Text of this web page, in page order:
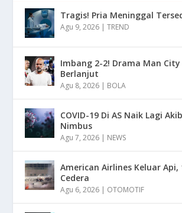
Tragis! Pria Meninggal
Agu 9, 2026 |TREND
Imbang 2-2! Drama Man City
Berlanjut
Agu 8, 2026 | BOLA
COVID-19 Di AS Naik Lagi
Nimbus
Agu 7, 2026 | NEWS
American Airlines Keluar Api,
Cedera
Agu 6, 2026 | OTOMOTIF